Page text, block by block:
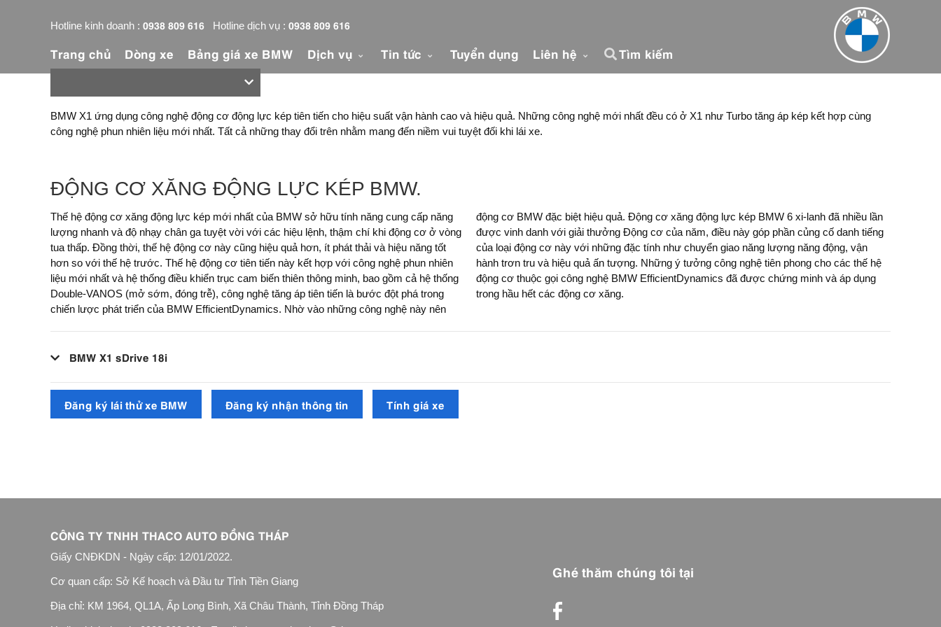
Hotline kinh doanh : 0938 809 616 Hotline dịch vụ : 0938 809 616
Trang chủ Dòng xe Bảng giá xe BMW Dịch vụ Tin tức Tuyển dụng Liên hệ Tìm kiếm
BMW X1 ứng dụng công nghệ động cơ động lực kép tiên tiến cho hiệu suất vận hành cao và hiệu quả. Những công nghệ mới nhất đều có ở X1 như Turbo tăng áp kép kết hợp cùng
công nghệ phun nhiên liệu mới nhất. Tất cả những thay đổi trên nhằm mang đến niềm vui tuyệt đối khi lái xe.
ĐỘNG CƠ XĂNG ĐỘNG LỰC KÉP BMW.
Thế hệ động cơ xăng động lực kép mới nhất của BMW sở hữu tính năng cung cấp năng
lượng nhanh và độ nhạy chân ga tuyệt vời với các hiệu lệnh, thậm chí khi động cơ ở vòng
tua thấp. Đồng thời, thế hệ động cơ này cũng hiệu quả hơn, ít phát thải và hiệu năng tốt
hơn so với thế hệ trước. Thế hệ động cơ tiên tiến này kết hợp với công nghệ phun nhiên
liệu mới nhất và hệ thống điều khiển trục cam biến thiên thông minh, bao gồm cả hệ thống
Double-VANOS (mở sớm, đóng trễ), công nghệ tăng áp tiên tiến là bước đột phá trong
chiến lược phát triển của BMW EfficientDynamics. Nhờ vào những công nghệ này nên
động cơ BMW đặc biệt hiệu quả. Động cơ xăng động lực kép BMW 6 xi-lanh đã nhiều lần
được vinh danh với giải thưởng Động cơ của năm, điều này góp phần củng cố danh tiếng
của loại động cơ này với những đặc tính như chuyển giao năng lượng năng động, vận
hành trơn tru và hiệu quả ấn tượng. Những ý tưởng công nghệ tiên phong cho các thế hệ
động cơ thuộc gọi công nghệ BMW EfficientDynamics đã được chứng minh và áp dụng
trong hầu hết các động cơ xăng.
BMW X1 sDrive 18i
Đăng ký lái thử xe BMW Đăng ký nhận thông tin Tính giá xe
CÔNG TY TNHH THACO AUTO ĐỒNG THÁP
Giấy CNĐKDN - Ngày cấp: 12/01/2022.
Cơ quan cấp: Sở Kế hoạch và Đầu tư Tỉnh Tiền Giang
Địa chỉ: KM 1964, QL1A, Ấp Long Bình, Xã Châu Thành, Tỉnh Đồng Tháp
Ghé thăm chúng tôi tại